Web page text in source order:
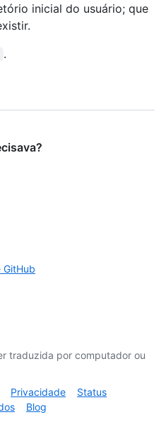
inicial do usuário; que
.
traduzida por computador ou
Privacidade
Status
Blog